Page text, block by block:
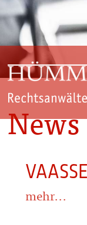
News
mehr...